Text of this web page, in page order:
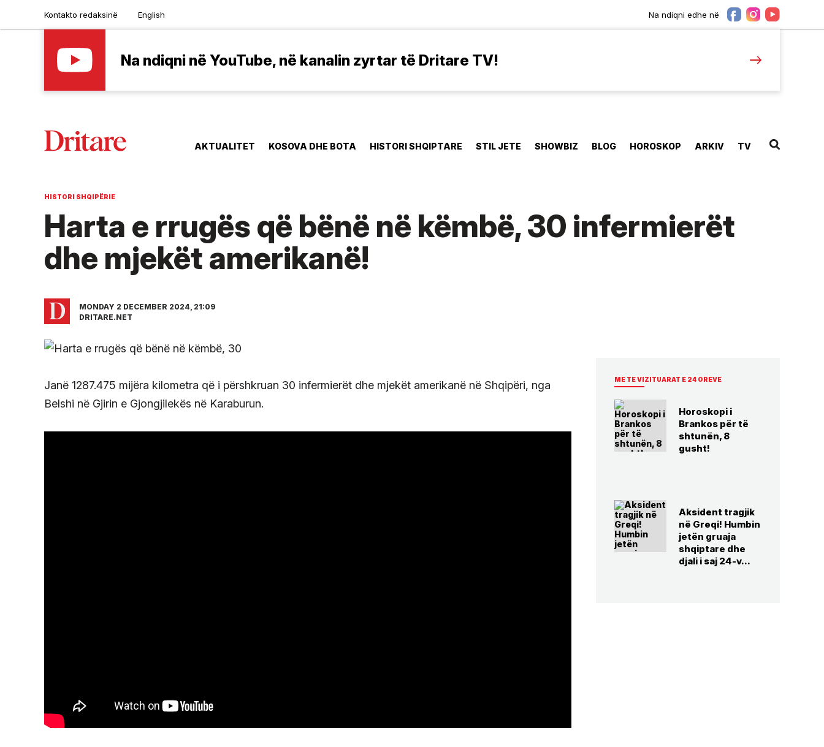
Kontakto redaksinë English Na ndiqni edhe në
Na ndiqni në YouTube, në kanalin zyrtar të Dritare TV!
AKTUALITET KOSOVA DHE BOTA HISTORI SHQIPTARE STIL JETE SHOWBIZ BLOG HOROSKOP ARKIV TV
HISTORI SHQIPËRIE
Harta e rrugës që bënë në këmbë, 30 infermierët
dhe mjekët amerikanë!
MONDAY 2 DECEMBER 2024, 21:09
DRITARE.NET
Janë 1287.475 mijëra kilometra që i përshkruan 30 infermierët dhe mjekët amerikanë në Shqipëri, nga
Belshi në Gjirin e Gjongjilekës në Karaburun.
ME TE VIZITUARAT E 24 OREVE
Horoskopi i
Brankos për të
shtunën, 8
gusht!
Aksident tragjik
në Greqi! Humbin
jetën gruaja
shqiptare dhe
djali i saj 24-v...